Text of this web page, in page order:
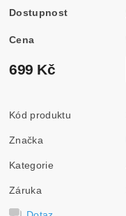
Dostupnost
Cena
699 Kč
Kód produktu
Značka
Kategorie
Záruka